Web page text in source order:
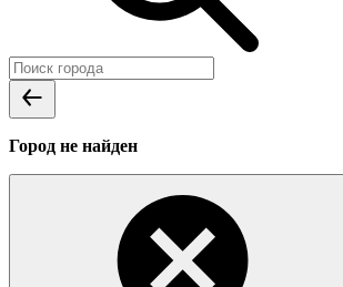
Город не найден